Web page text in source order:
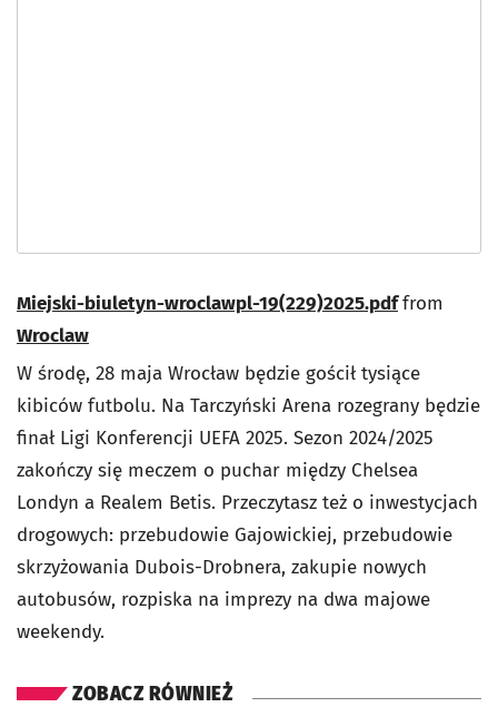
Miejski-biuletyn-wroclawpl-19(229)2025.pdffrom
Wroclaw
W środę, 28 maja Wrocław będzie gościł tysiące
kibiców futbolu. Na Tarczyński Arena rozegrany będzie
finał Ligi Konferencji UEFA 2025. Sezon 2024/2025
zakończy się meczem o puchar między Chelsea
Londyn a Realem Betis. Przeczytasz też o inwestycjach
drogowych: przebudowie Gajowickiej, przebudowie
skrzyżowania Dubois-Drobnera, zakupie nowych
autobusów, rozpiska na imprezy na dwa majowe
weekendy.
ZOBACZ RÓWNIEŻ